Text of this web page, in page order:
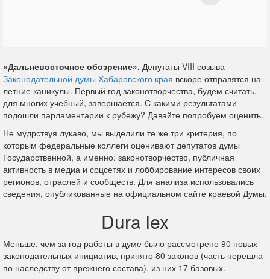
«Дальневосточное обозрение». Депутаты VIII созыва
Законодательной думы Хабаровского края вскоре отправятся на
летние каникулы. Первый год законотворчества, будем считать,
для многих учебный, завершается. С какими результатами
подошли парламентарии к рубежу? Давайте попробуем оценить.
Не мудрствуя лукаво, мы выделили те же три критерия, по
которым федеральные коллеги оценивают депутатов думы
Государственной, а именно: законотворчество, публичная
активность в медиа и соцсетях и лоббирование интересов своих
регионов, отраслей и сообществ. Для анализа использовались
сведения, опубликованные на официальном сайте краевой Думы.
Dura lex
Меньше, чем за год работы в думе было рассмотрено 90 новых
законодательных инициатив, принято 80 законов (часть перешла
по наследству от прежнего состава), из них 17 базовых.